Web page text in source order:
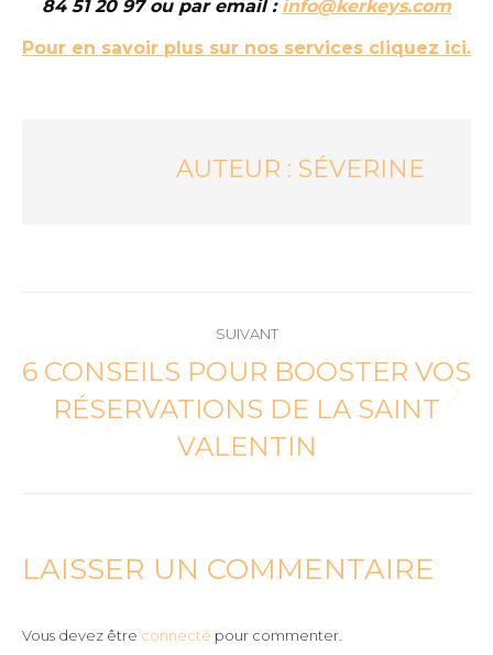
84 51 20 97 ou par email : info@kerkeys.com
Pour en savoir plus sur nos services cliquez ici.
AUTEUR : SÉVERINE
ARTICLE
SUIVANT
Article
suivant
6 CONSEILS POUR BOOSTER VOS
RÉSERVATIONS DE LA SAINT
VALENTIN
LAISSER UN COMMENTAIRE
Vous devez être connecté pour commenter.